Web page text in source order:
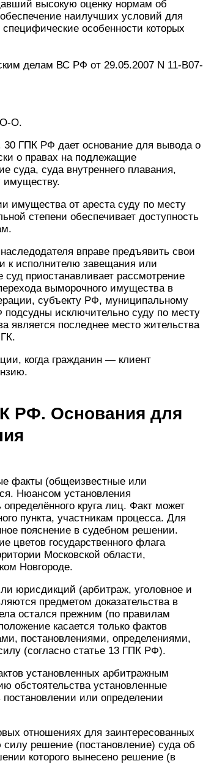
высокую оценку нормам об
наилучших условий для
особенности которых
делам ВС РФ от 29.05.2007 N 11-В07-
О-О.
ГПК РФ дает основание для вывода о
о правах на подлежащие
суда, суда внутреннего плавания,
имуществу.
имущества от ареста суду по месту
степени обеспечивает доступность
вправе предъявить свои
к исполнителю завещания или
приостанавливает рассмотрение
выморочного имущества в
субъекту РФ, муниципальному
исключительно суду по месту
является последнее место жительства
когда гражданин — клиент
РФ. Основания для
факты (общеизвестные или
Нюансом установления
круга лиц. Факт может
пункта, участникам процесса. Для
пояснение в судебном решении.
цветов государственного флага
Московской области,
Новгороде.
юрисдикций (арбитраж, уголовное и
предметом доказательства в
остался прежним (по правилам
касается только фактов
постановлениями, определениями,
(согласно статье 13 ГПК РФ).
установленных арбитражным
обстоятельства установленные
или определении
отношениях для заинтересованных
решение (постановление) суда об
которого вынесено решение (в